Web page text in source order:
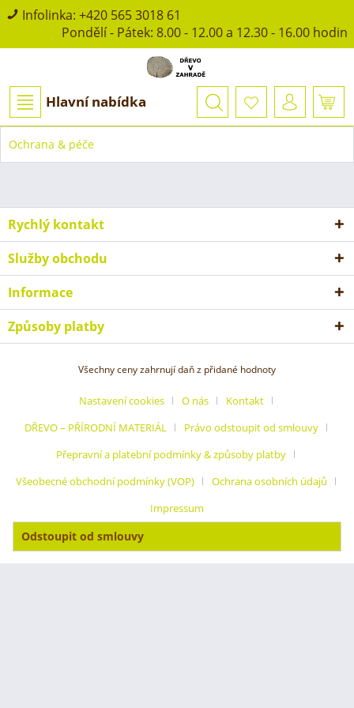
Infolinka: +420 565 3018 61
Pondělí - Pátek: 8.00 - 12.00 a 12.30 - 16.00 hodin
Hlavní nabídka
Ochrana & péče
Rychlý kontakt
Služby obchodu
Informace
Způsoby platby
Všechny ceny zahrnují daň z přidané hodnoty
Nastavení cookies O nás
Kontakt
DŘEVO – PŘÍRODNÍ MATERIÁL
Právo odstoupit od smlouvy
Přepravní a platební podmínky & způsoby platby
Všeobecné obchodní podmínky (VOP)
Ochrana osobních údajů
Impressum
Odstoupit od smlouvy